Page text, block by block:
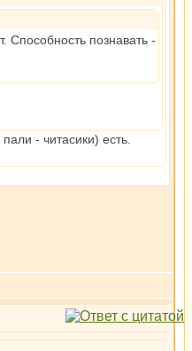
Способность познавать -
- читасики) есть.